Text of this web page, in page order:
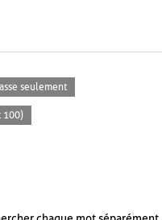
seulement
100)